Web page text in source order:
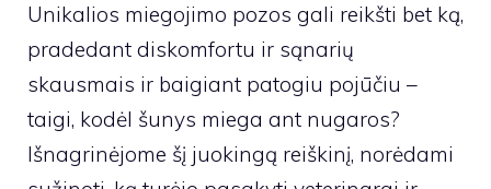
Unikalios miegojimo pozos gali reikšti bet ką,
pradedant diskomfortu ir sąnarių
skausmais ir baigiant patogiu pojūčiu –
taigi, kodėl šunys miega ant nugaros?
Išnagrinėjome šį juokingą reiškinį, norėdami